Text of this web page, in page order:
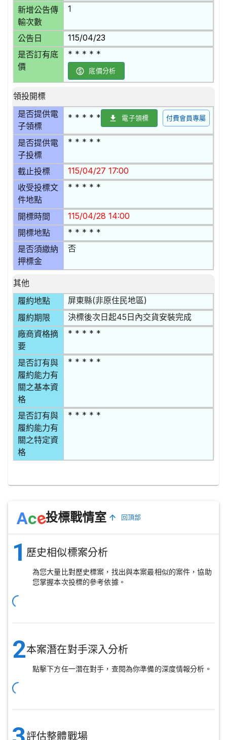
新增公告傳
輸次數
1
公告日 115/04/23
是否訂有底
價
* * * * *
底價分析
領投開標
是否提供電
子領標
* * * * * 電子領標 付費會員專屬
是否提供電
子投標
* * * * *
截止投標 115/04/27 17:00
收受投標文
件地點
* * * * *
開標時間 115/04/28 14:00
開標地點 * * * * *
是否須繳納
押標金
否
其他
履約地點
屏東縣(非原住民地區)
履約期限 決標後次日起45日內交貨安裝完成
廠商資格摘
要
* * * * *
是否訂有與
履約能力有
關之基本資
格
* * * * *
是否訂有與
履約能力有
關之特定資
格
* * * * *
Ace投標戰情室 回頂部
1 歷史相似標案分析
為您大量比對歷史標案，找出與本案最相似的案件，協助
您掌握本次投標的參考依據。
2本案潛在對手深入分析
點擊下方任一潛在對手，查閱為你準備的深度情報分析。
評估整體戰場